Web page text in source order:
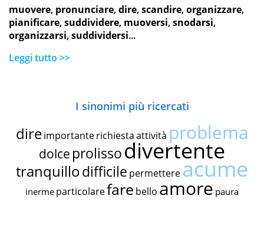
muovere, pronunciare,dire,scandire,organizzare,
pianificare,suddividere, muoversi,snodarsi,
organizzarsi,suddividersi...
Leggi tutto >>
I sinonimi più ricercati
dire importante richiestaattività problema
dolce prolissodivertente
tranquillodifficile permettereacume
inerme particolarefare bello amore paura